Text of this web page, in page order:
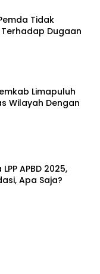
Tidak
Dugaan
Limapuluh
Wilayah Dengan
APBD 2025,
Apa Saja?